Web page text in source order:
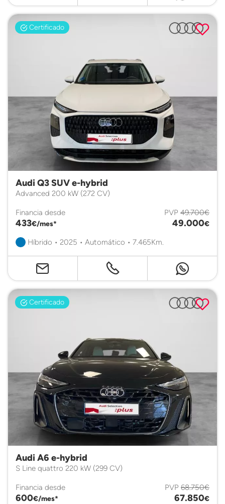
Certificado
Audi Q3 SUV e-hybrid
Advanced 200 kW (272 CV)
Financia desde
433€/mes*
PVP 49.700€
49.000€
Híbrido • 2025 • Automático • 7.465Km.
Certificado
Audi A6 e-hybrid
S Line quattro 220 kW (299 CV)
Financia desde
600€/mes*
PVP 68.750€
67.850€